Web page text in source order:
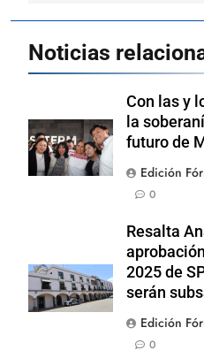
Noticias
Con las y
la
futuro de
Edición
0
Resalta
2025 de
serán
Edición
0